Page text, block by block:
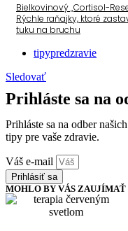
Bielkovinový „Cortisol-
Rýchle raňajky, ktoré
tuku na bruchu
tipypredzravie
Sledovať
Prihláste sa na
Prihláste sa na odber
tipy pre vaše zdravie.
Váš e-mail
Prihlásiť sa
MOHLO BY VÁS ZAUJÍMAŤ